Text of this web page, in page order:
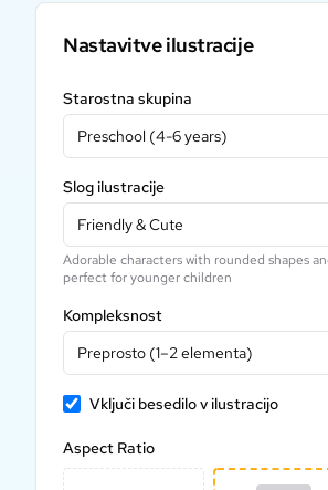
Nastavitve ilustracije
Starostna skupina
Preschool (4-6 years)
Slog ilustracije
Friendly & Cute
Adorable characters with rounded shapes
perfect for younger children
Kompleksnost
Preprosto (1–2 elementa)
Vključi besedilo v ilustracijo
Aspect Ratio